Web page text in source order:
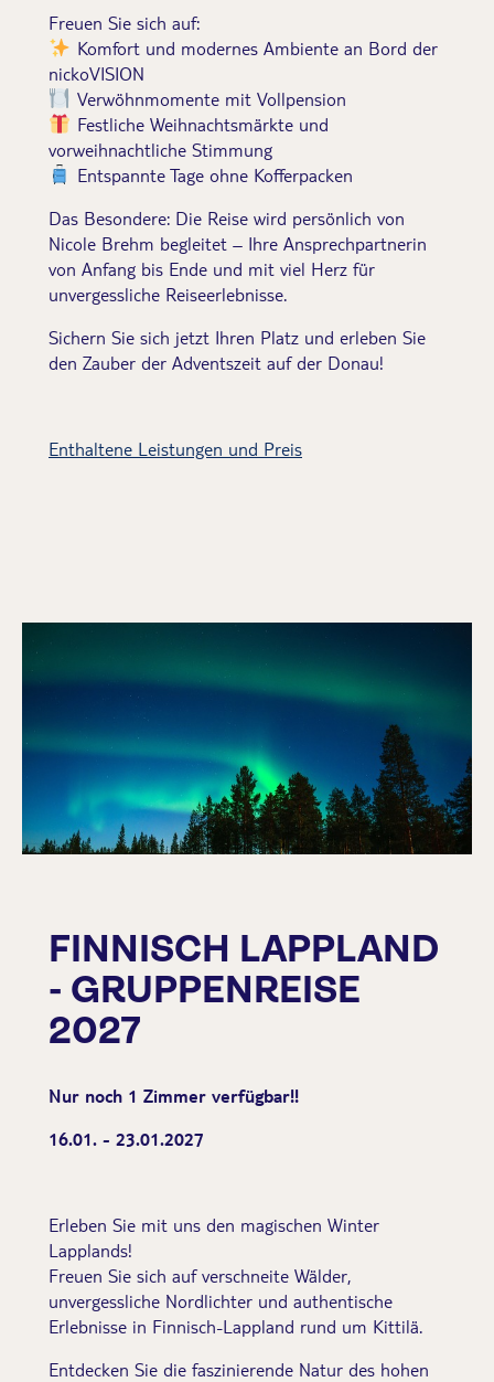
Freuen Sie sich auf:
Komfort und modernes Ambiente an Bord der
nickoVISION
Verwöhnmomente mit Vollpension
Festliche Weihnachtsmärkte und
vorweihnachtliche Stimmung
Entspannte Tage ohne Kofferpacken
Das Besondere: Die Reise wird persönlich von
Nicole Brehm begleitet – Ihre Ansprechpartnerin
von Anfang bis Ende und mit viel Herz für
unvergessliche Reiseerlebnisse.
Sichern Sie sich jetzt Ihren Platz und erleben Sie
den Zauber der Adventszeit auf der Donau!
Enthaltene Leistungen und Preis
FINNISCH LAPPLAND
- GRUPPENREISE
2027
Nur noch 1 Zimmer verfügbar!!
16.01. - 23.01.2027
Erleben Sie mit uns den magischen Winter
Lapplands!
Freuen Sie sich auf verschneite Wälder,
unvergessliche Nordlichter und authentische
Erlebnisse in Finnisch-Lappland rund um Kittilä.
Entdecken Sie die faszinierende Natur des hohen